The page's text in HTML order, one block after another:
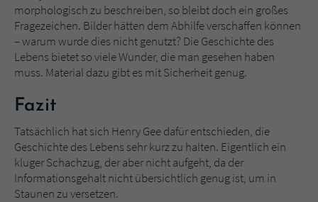
morphologisch zu beschreiben, so bleibt doch ein großes
Fragezeichen. Bilder hätten dem Abhilfe verschaffen können
– warum wurde dies nicht genutzt? Die Geschichte des
Lebens bietet so viele Wunder, die man gesehen haben
muss. Material dazu gibt es mit Sicherheit genug.
Fazit
Tatsächlich hat sich Henry Gee dafür entschieden, die
Geschichte des Lebens sehr kurz zu halten. Eigentlich ein
kluger Schachzug, der aber nicht aufgeht, da der
Informationsgehalt nicht übersichtlich genug ist, um in
Staunen zu versetzen.